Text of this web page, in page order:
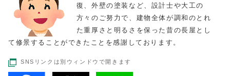
復、外壁の塗装など、設計士や大工の
方々のご努力で、建物全体が調和のとれ
た重厚さと明るさを保った昔の長屋とし
て修景することができたことを感謝しております。
SNSリンクは別ウィンドウで開きます